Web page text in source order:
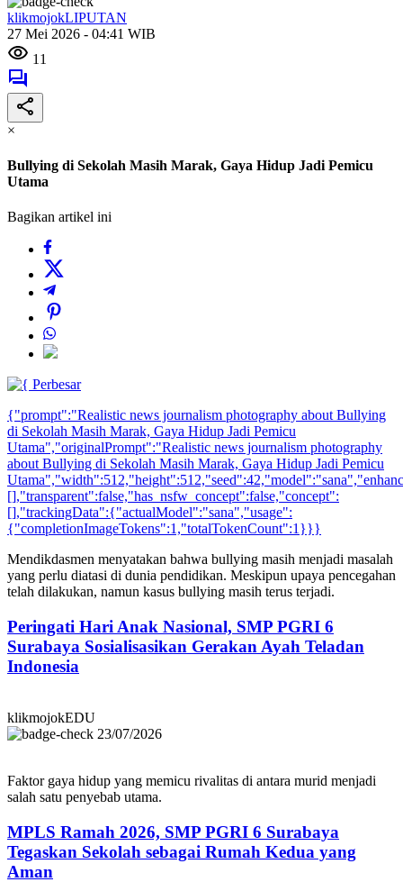
klikmojokLIPUTAN
27 Mei 2026 - 04:41 WIB
11
×
Bullying di Sekolah Masih Marak, Gaya Hidup Jadi Pemicu
Utama
Bagikan artikel ini
Perbesar
{"prompt":"Realistic news journalism photography about Bullying
di Sekolah Masih Marak, Gaya Hidup Jadi Pemicu
Utama","originalPrompt":"Realistic news journalism photography
about Bullying di Sekolah Masih Marak, Gaya Hidup Jadi Pemicu
[],"transparent":false,"has_nsfw_concept":false,"concept":
[],"trackingData":{"actualModel":"sana","usage":
{"completionImageTokens":1,"totalTokenCount":1}}}
Mendikdasmen menyatakan bahwa bullying masih menjadi masalah
yang perlu diatasi di dunia pendidikan. Meskipun upaya pencegahan
telah dilakukan, namun kasus bullying masih terus terjadi.
Peringati Hari Anak Nasional, SMP PGRI 6
Surabaya Sosialisasikan Gerakan Ayah Teladan
Indonesia
klikmojokEDU
23/07/2026
Faktor gaya hidup yang memicu rivalitas di antara murid menjadi
salah satu penyebab utama.
MPLS Ramah 2026, SMP PGRI 6 Surabaya
Tegaskan Sekolah sebagai Rumah Kedua yang
Aman